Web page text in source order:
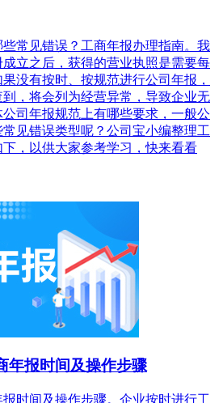
常见错误？工商年报办理指南。我
立之后，获得的营业执照是需要每
没有按时、按规范进行公司年报，
，将会列为经营异常，导致企业无
司年报规范上有哪些要求，一般公
见错误类型呢？公司宝小编整理工
，以供大家参考学习，快来看看
年报时间及操作步骤
报时间及操作步骤。企业按时进行工